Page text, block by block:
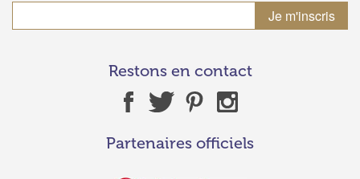
Restons en contact
Partenaires officiels